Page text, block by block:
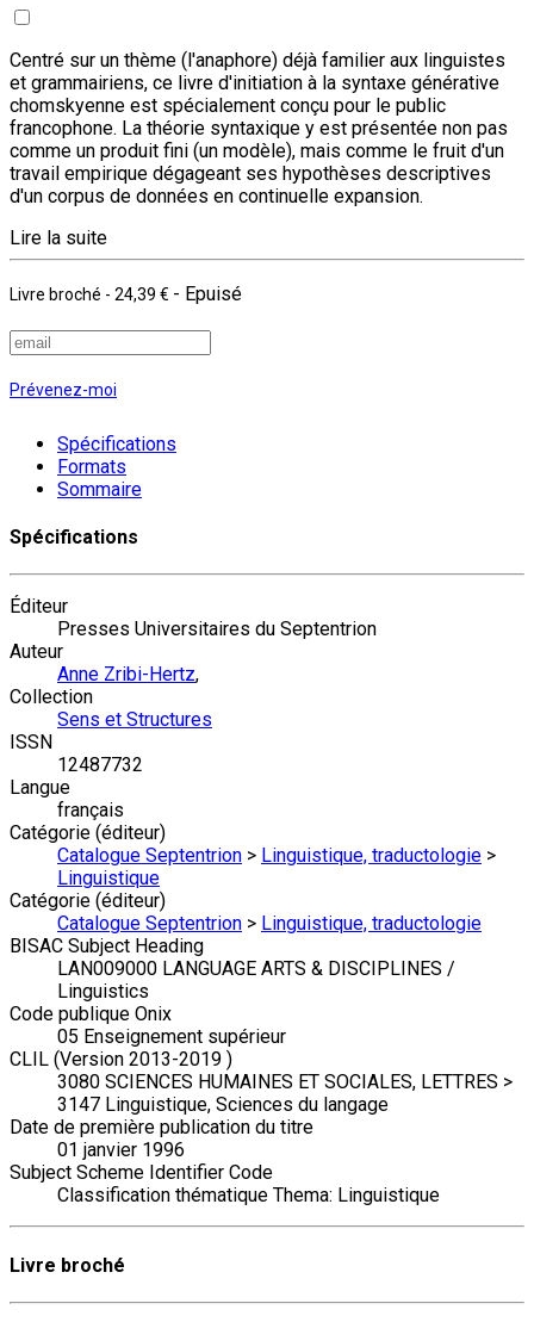
Centré sur un thème (l'anaphore) déjà familier aux linguistes
et grammairiens, ce livre d'initiation à la syntaxe générative
chomskyenne est spécialement conçu pour le public
francophone. La théorie syntaxique y est présentée non pas
comme un produit fini (un modèle), mais comme le fruit d'un
travail empirique dégageant ses hypothèses descriptives
d'un corpus de données en continuelle expansion.
Lire la suite
Livre broché - 24,39 € - Epuisé
Prévenez-moi
Spécifications
Formats
Sommaire
Spécifications
Éditeur
Presses Universitaires du Septentrion
Auteur
Anne Zribi-Hertz,
Collection
Sens et Structures
ISSN
12487732
Langue
français
Catégorie (éditeur)
Catalogue Septentrion > Linguistique, traductologie >
Linguistique
Catégorie (éditeur)
Catalogue Septentrion > Linguistique, traductologie
BISAC Subject Heading
LAN009000 LANGUAGE ARTS & DISCIPLINES /
Linguistics
Code publique Onix
05 Enseignement supérieur
CLIL (Version 2013-2019 )
3080 SCIENCES HUMAINES ET SOCIALES, LETTRES >
3147 Linguistique, Sciences du langage
Date de première publication du titre
01 janvier 1996
Subject Scheme Identifier Code
Classification thématique Thema: Linguistique
Livre broché